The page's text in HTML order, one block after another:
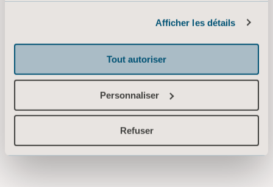
Afficher les détails
Tout autoriser
Personnaliser
Refuser
Request access to Arjo Express
portal below